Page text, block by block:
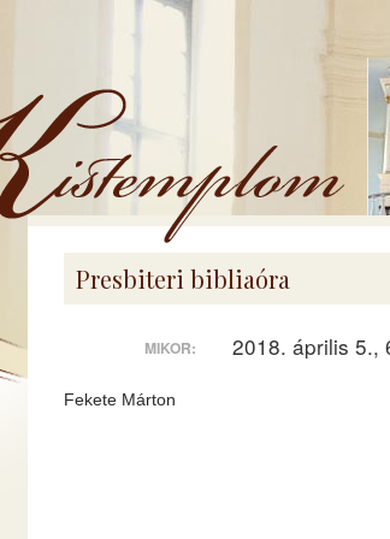
Presbiteri bibliaóra
MIKOR: 2018. április 5.,
Fekete Márton